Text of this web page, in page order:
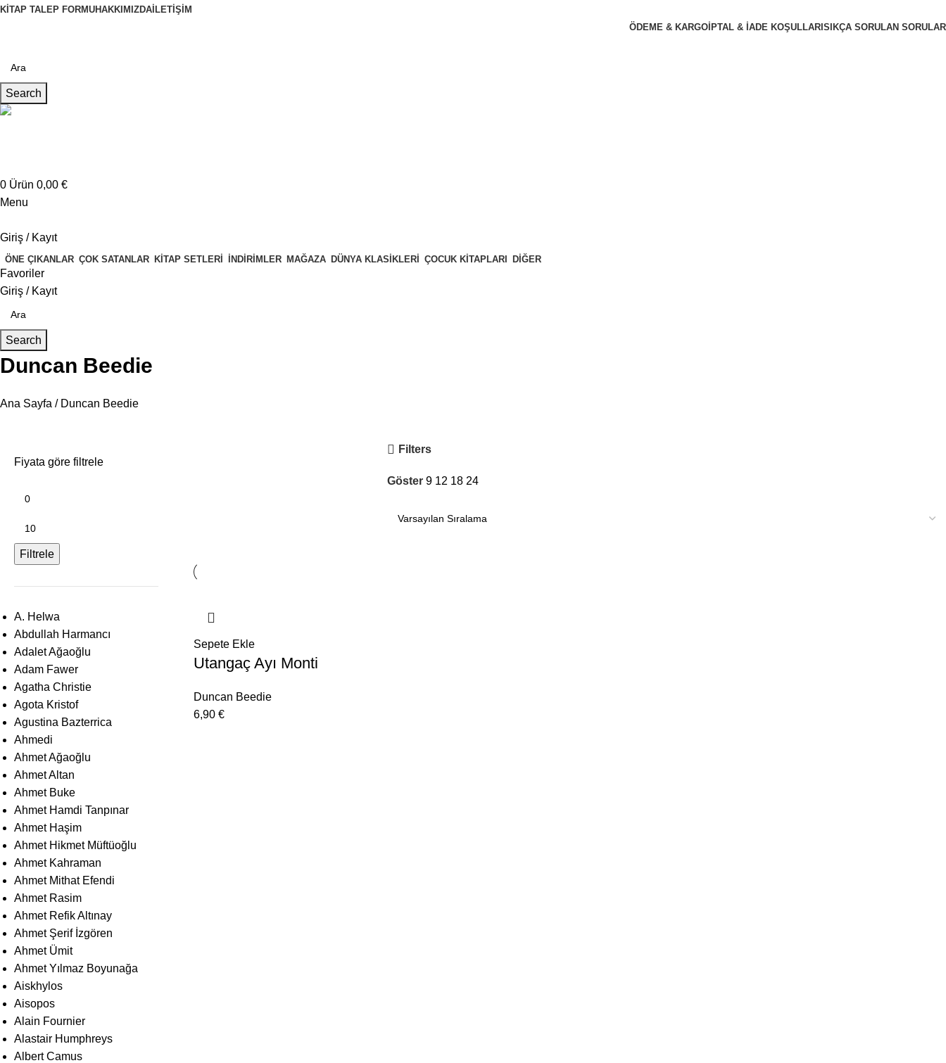
KITAP TALEP FORMUHAKKIMIZDA İLETIŞIM
ÖDEME & KARGO İPTAL & İADE KOŞULLARI SIKÇA SORULAN SORULAR
Search
0 Ürün 0,00 €
Menu
Giriş / Kayıt
ÖNE ÇIKANLAR ÇOK SATANLAR KITAP SETLERI İNDIRIMLER MAĞAZA DÜNYA KLASIKLERI ÇOCUK KITAPLARI DIĞER
Favoriler
Giriş / Kayıt
Search
Duncan Beedie
Ana Sayfa Duncan Beedie
Fiyata göre filtrele
Filtrele
A. Helwa
Abdullah Harmancı
Adalet Ağaoğlu
Adam Fawer
Agatha Christie
Agota Kristof
Agustina Bazterrica
Ahmedi
Ahmet Ağaoğlu
Ahmet Altan
Ahmet Buke
Ahmet Hamdi Tanpınar
Ahmet Haşim
Ahmet Hikmet Müftüoğlu
Ahmet Kahraman
Ahmet Mithat Efendi
Ahmet Rasim
Ahmet Refik Altınay
Ahmet Şerif İzgören
Ahmet Ümit
Ahmet Yılmaz Boyunağa
Aiskhylos
Aisopos
Alain Fournier
Alastair Humphreys
Albert Camus
Filters
Göster 9 12 18 24
Sepete Ekle
Utangaç Ayı Monti
Duncan Beedie
6,90 €